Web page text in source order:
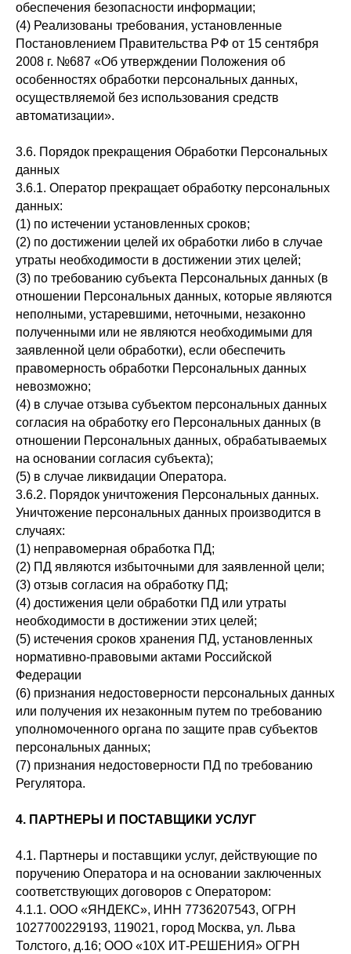
обеспечения безопасности информации;
(4) Реализованы требования, установленные
Постановлением Правительства РФ от 15 сентября
2008 г. №687 «Об утверждении Положения об
особенностях обработки персональных данных,
осуществляемой без использования средств
автоматизации».
3.6. Порядок прекращения Обработки Персональных
данных
3.6.1. Оператор прекращает обработку персональных
данных:
(1) по истечении установленных сроков;
(2) по достижении целей их обработки либо в случае
утраты необходимости в достижении этих целей;
(3) по требованию субъекта Персональных данных (в
отношении Персональных данных, которые являются
неполными, устаревшими, неточными, незаконно
полученными или не являются необходимыми для
заявленной цели обработки), если обеспечить
правомерность обработки Персональных данных
невозможно;
(4) в случае отзыва субъектом персональных данных
согласия на обработку его Персональных данных (в
отношении Персональных данных, обрабатываемых
на основании согласия субъекта);
(5) в случае ликвидации Оператора.
3.6.2. Порядок уничтожения Персональных данных.
Уничтожение персональных данных производится в
случаях:
(1) неправомерная обработка ПД;
(2) ПД являются избыточными для заявленной цели;
(3) отзыв согласия на обработку ПД;
(4) достижения цели обработки ПД или утраты
необходимости в достижении этих целей;
(5) истечения сроков хранения ПД, установленных
нормативно-правовыми актами Российской
Федерации
(6) признания недостоверности персональных данных
или получения их незаконным путем по требованию
уполномоченного органа по защите прав субъектов
персональных данных;
(7) признания недостоверности ПД по требованию
Регулятора.
4. ПАРТНЕРЫ И ПОСТАВЩИКИ УСЛУГ
4.1. Партнеры и поставщики услуг, действующие по
поручению Оператора и на основании заключенных
соответствующих договоров с Оператором:
4.1.1. ООО «ЯНДЕКС», ИНН 7736207543, ОГРН
1027700229193, 119021, город Москва, ул. Льва
Толстого, д.16; ООО «10Х ИТ-РЕШЕНИЯ» ОГРН